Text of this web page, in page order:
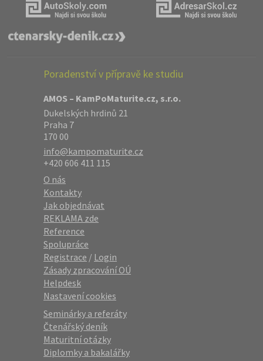
Poradenství v přípravě ke studiu
AMOS – KamPoMaturite.cz, s.r.o.
Dukelských hrdinů 21
Praha 7
170 00
info@kampomaturite.cz
+420 606 411 115
O nás
Kontakty
Jak objednávat
REKLAMA zde
Reference
Spolupráce
Registrace / Login
Zásady zpracování OÚ
Helpdesk
Nastavení cookies
Seminárky a referáty
Čtenářský deník
Maturitní otázky
Diplomky a bakalářky